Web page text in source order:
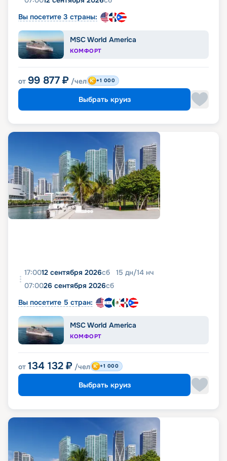
Вы посетите 3 страны:
MSC World America
КОМФОРТ
от 99 877 ₽ /чел +1 000
Выбрать круиз
17:0012 сентября 2026сб 15 дн/14 нч
07:0026 сентября 2026сб
Вы посетите 5 стран:
MSC World America
КОМФОРТ
от 134 132 ₽ /чел +1 000
Выбрать круиз